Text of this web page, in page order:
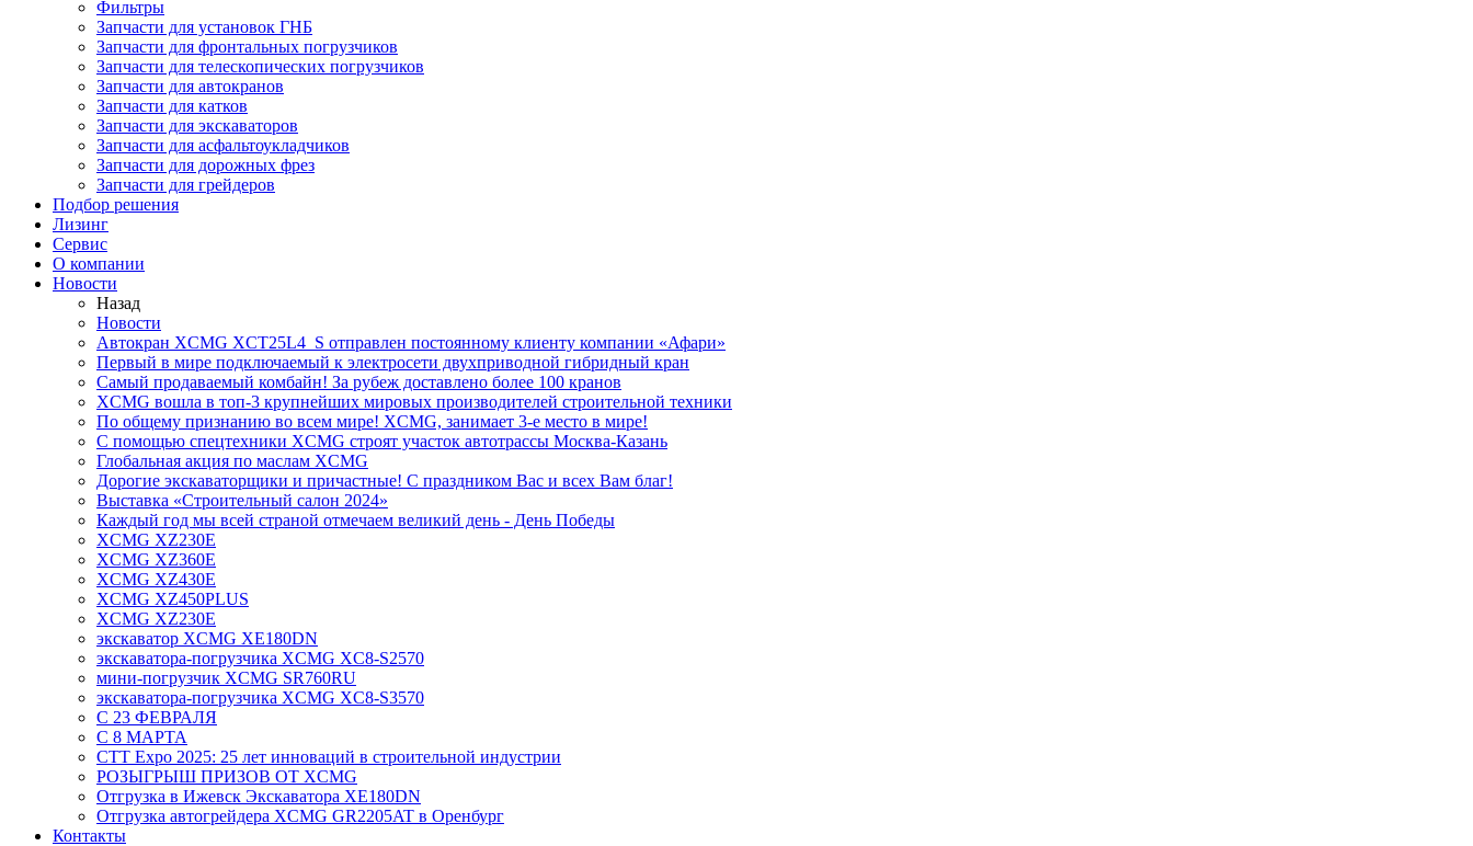
Фильтры
Запчасти для установок ГНБ
Запчасти для фронтальных погрузчиков
Запчасти для телескопических погрузчиков
Запчасти для автокранов
Запчасти для катков
Запчасти для экскаваторов
Запчасти для асфальтоукладчиков
Запчасти для дорожных фрез
Запчасти для грейдеров
Подбор решения
Лизинг
Сервис
О компании
Новости
Назад
Новости
Автокран XCMG XCT25L4_S отправлен постоянному клиенту компании «Афари»
Первый в мире подключаемый к электросети двухприводной гибридный кран
Самый продаваемый комбайн! За рубеж доставлено более 100 кранов
XCMG вошла в топ-3 крупнейших мировых производителей строительной техники
По общему признанию во всем мире! XCMG, занимает 3-е место в мире!
С помощью спецтехники XCMG строят участок автотрассы Москва-Казань
Глобальная акция по маслам XCMG
Дорогие экскаваторщики и причастные! С праздником Вас и всех Вам благ!
Выставка «Строительный салон 2024»
Каждый год мы всей страной отмечаем великий день - День Победы
XCMG XZ230E
XCMG XZ360E
XCMG XZ430E
XCMG XZ450PLUS
XCMG XZ230E
экскаватор XCMG XE180DN
экскаватора-погрузчика XCMG XC8-S2570
мини-погрузчик XCMG SR760RU
экскаватора-погрузчика XCMG XC8-S3570
С 23 ФЕВРАЛЯ
С 8 МАРТА
CTT Expo 2025: 25 лет инноваций в строительной индустрии
РОЗЫГРЫШ ПРИЗОВ ОТ XCMG
Отгрузка в Ижевск Экскаватора XE180DN
Отгрузка автогрейдера XCMG GR2205AT в Оренбург
Контакты